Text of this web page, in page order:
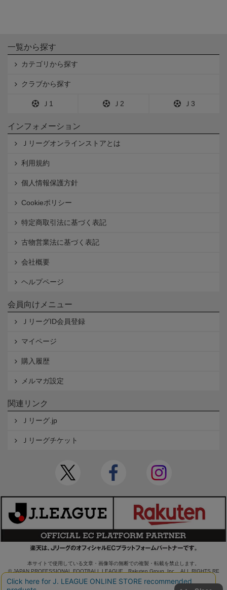
一覧から探す
カテゴリから探す
クラブから探す
Ｊ1 Ｊ2 Ｊ3
インフォメーション
Ｊリーグオンラインストアとは
利用規約
個人情報保護方針
Cookieポリシー
特定商取引法に基づく表記
古物営業法に基づく表記
会社概要
ヘルプページ
会員向けメニュー
ＪリーグID会員登録
マイページ
購入履歴
メルマガ設定
関連リンク
Ｊリーグ.jp
Ｊリーグチケット
本サイトで使用している文章・画像等の無断での複製・転載を禁止します。
© JAPAN PROFESSIONAL FOOTBALL LEAGUE Rakuten Group, Inc. ALL RIGHTS RE
SERVED.